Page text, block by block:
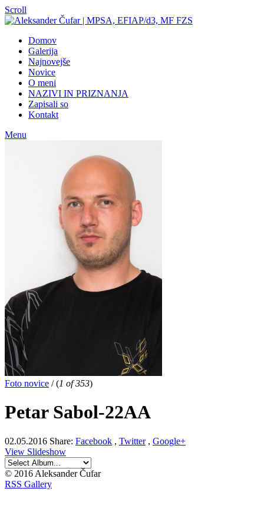
Scroll
Domov
Galerija
Najnovejše
Novice
O meni
NAZIVI IN PRIZNANJA
Zapisali so
Kontakt
Menu
Foto novice /(1 of 353)
Petar Sabol-22AA
02.05.2016 Share: Facebook , Twitter, Google+
View Slideshow
© 2016 Aleksander Čufar
RSS Gallery